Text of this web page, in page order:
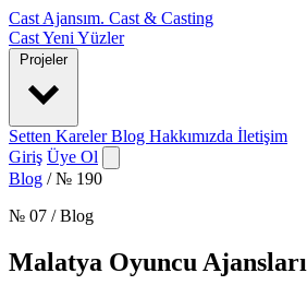
Cast Ajansım. Cast & Casting
CastYeni Yüzler
Projeler
Setten KarelerBlog Hakkımızda İletişim
Giriş Üye Ol
Blog / № 190
№ 07 / Blog
Malatya Oyuncu Ajansları